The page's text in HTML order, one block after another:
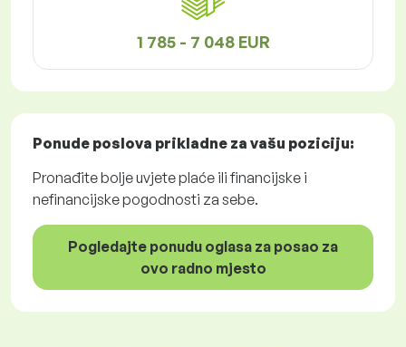
1 785 - 7 048 EUR
Ponude poslova prikladne za vašu poziciju:
Pronađite bolje uvjete plaće ili financijske i
nefinancijske pogodnosti za sebe.
Pogledajte ponudu oglasa za posao za
ovo radno mjesto